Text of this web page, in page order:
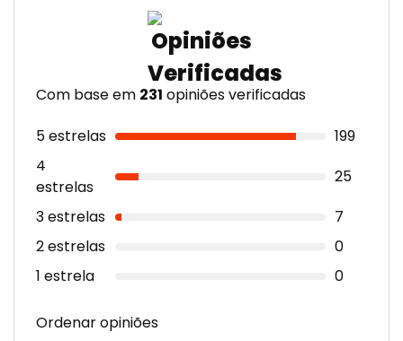
Com base em 231 opiniões verificadas
5 estrelas
199
4
estrelas
25
3 estrelas
7
2 estrelas
0
1 estrela
0
Ordenar opiniões